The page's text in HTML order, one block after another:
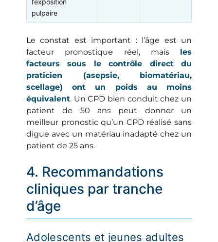
l’exposition
pulpaire
Le constat est important : l’âge est un
facteur pronostique réel, mais les
facteurs sous le contrôle direct du
praticien (asepsie, biomatériau,
scellage) ont un poids au moins
équivalent. Un CPD bien conduit chez un
patient de 50 ans peut donner un
meilleur pronostic qu’un CPD réalisé sans
digue avec un matériau inadapté chez un
patient de 25 ans.
4. Recommandations
cliniques par tranche
d’âge
Adolescents et jeunes adultes